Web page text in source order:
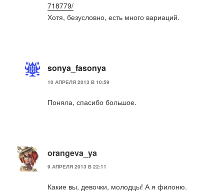
718779/
Хотя, безусловно, есть много вариаций.
sonya_fasonya
10 АПРЕЛЯ 2013 В 10:59
Поняла, спасибо большое.
orangeva_ya
9 АПРЕЛЯ 2013 В 22:11
Какие вы, девочки, молодцы! А я филоню.